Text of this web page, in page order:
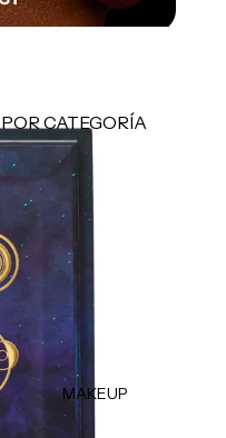
Body Care Minis
Sol de Janeiro
Sephora Favorites
Rhode
e.l.f.
Rare Beauty
POR CATEGORÍA
Limpiadoras
Tónicos
Exfoliantes
Facial Mists
Mascarillas
Tratamientos - Serums
Contorno de Ojos
HidratantesMAKEUP